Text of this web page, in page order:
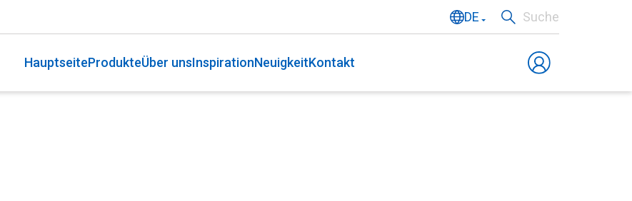
DE
Suche
HauptseiteProdukteÜber unsInspirationNeuigkeitKontakt